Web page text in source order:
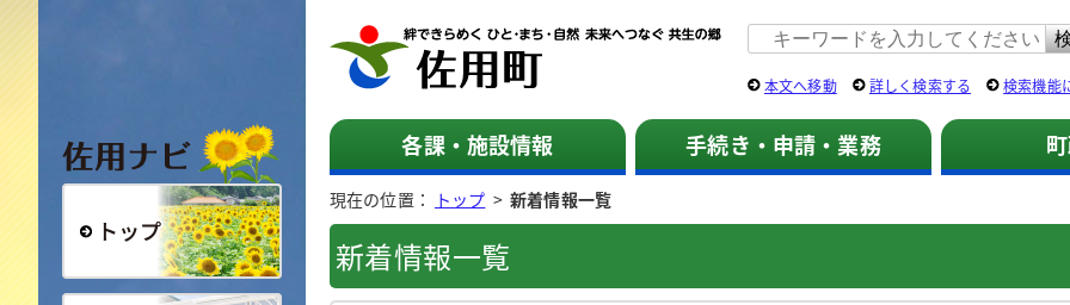
総合トップ
佐用町 公式ホームページ
本文へ移動 詳しく検索する 検索機能
各課・施設情報 手続き・申請・業務
現在の位置： トップ >新着情報一覧
新着情報一覧